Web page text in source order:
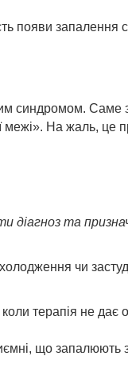
появи запалення
синдромом. Саме
межі». На жаль, це
діагноз та
чи
терапія не дає
що запалюють